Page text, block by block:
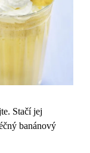
Stačí jej
banánový